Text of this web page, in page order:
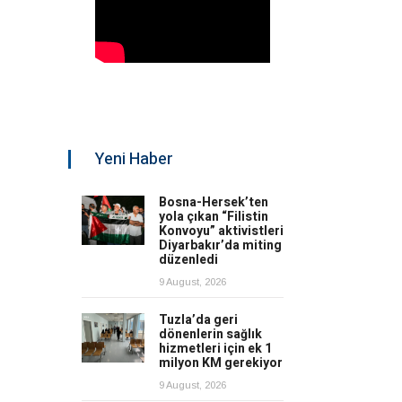
Yeni Haber
Bosna-Hersek’ten
yola çıkan “Filistin
Konvoyu” aktivistleri
Diyarbakır’da miting
düzenledi
9 August, 2026
Tuzla’da geri
dönenlerin sağlık
hizmetleri için ek 1
milyon KM gerekiyor
9 August, 2026